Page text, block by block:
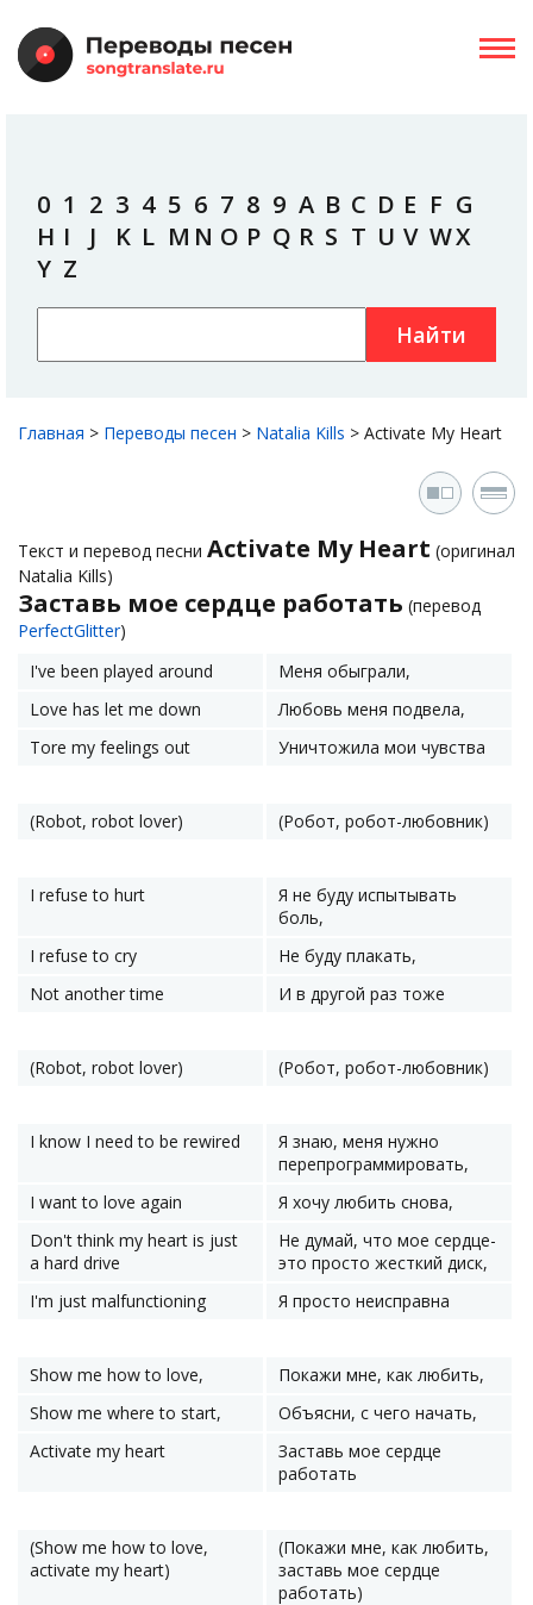
0 1 2 3 4 5 6 7 8 9 A B C D E F G
H I J K L M N O P Q R S T U V WX
Y Z
Найти
Главная > Переводы песен > Natalia Kills > Activate My Heart
Текст и перевод песни Activate My Heart (оригинал
Natalia Kills)
Заставь мое сердце работать (перевод
PerfectGlitter)
I've been played around
Меня обыграли,
Love has let me down
Любовь меня подвела,
Tore my feelings out
Уничтожила мои чувства
(Robot, robot lover) (Робот, робот-любовник)
I refuse to hurt
Я не буду испытывать
боль,
I refuse to cry
Не буду плакать,
Not another time
И в другой раз тоже
(Robot, robot lover) (Робот, робот-любовник)
I know I need to be rewired
Я знаю, меня нужно
перепрограммировать,
I want to love again
Я хочу любить снова,
Don't think my heart is just
a hard drive
Не думай, что мое сердце-
это просто жесткий диск,
I'm just malfunctioning
Я просто неисправна
Show me how to love,
Покажи мне, как любить,
Show me where to start,
Объясни, с чего начать,
Activate my heart
Заставь мое сердце
работать
(Show me how to love,
activate my heart)
(Покажи мне, как любить,
заставь мое сердце
работать)